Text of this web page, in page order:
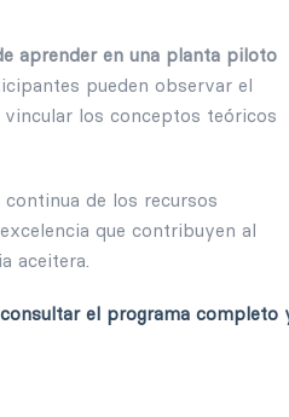
aprender en una planta piloto
pueden observar el
los conceptos teóricos
de los recursos
que contribuyen al
aceitera.
el programa completo